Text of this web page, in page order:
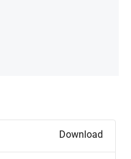
Download